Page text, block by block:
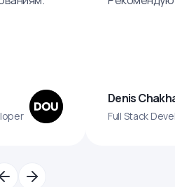
Denis
Full Stack